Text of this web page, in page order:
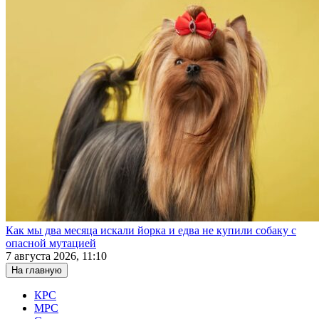
Как мы два месяца искали йорка и едва не купили собаку с
опасной мутацией
7 августа 2026, 11:10
На главную
КРС
МРС